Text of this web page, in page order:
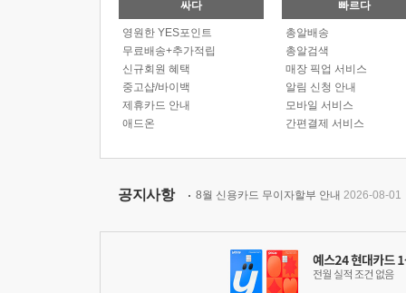
싸다
영원한 YES포인트
무료배송+추가적립
신규회원 혜택
중고샵/바이백
제휴카드 안내
애드온
빠르다
총알배송
총알검색
매장 픽업 서비스
알림 신청 안내
모바일 서비스
간편결제 서비스
공지사항 8월 신용카드 무이자할부 안내 2026-08-01